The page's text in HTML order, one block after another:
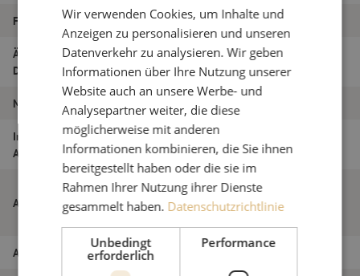
Faseranzahl 2
Äußerer
Durchmesser (mm)
6.1
Material
Innen- oder
Außenkabel
Kabel für den Innen- und Außeneinsatz
Artikelname
DAC-Kabel innen/außen, D-DAC, LSZH,
CPR Dca, 2-fach, SM, G.657A1, 250um,
Artikel Nummer M00000804
Wir verwenden Cookies, um Inhalte und
Anzeigen zu personalisieren und unseren
Datenverkehr zu analysieren. Wir geben
Informationen über Ihre Nutzung unserer
Website auch an unsere Werbe- und
Analysepartner weiter, die diese
möglicherweise mit anderen
Informationen kombinieren, die Sie ihnen
bereitgestellt haben oder die sie im
Rahmen Ihrer Nutzung ihrer Dienste
gesammelt haben. Datenschutzrichtlinie
Unbedingt
erforderlich
Performance